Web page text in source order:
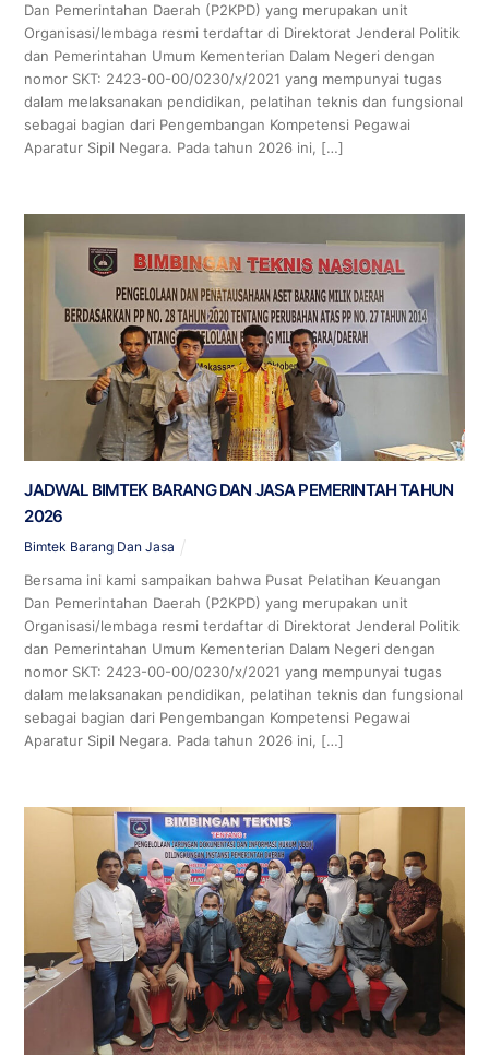
Dan Pemerintahan Daerah (P2KPD) yang merupakan unit
Organisasi/lembaga resmi terdaftar di Direktorat Jenderal Politik
dan Pemerintahan Umum Kementerian Dalam Negeri dengan
nomor SKT: 2423-00-00/0230/x/2021 yang mempunyai tugas
dalam melaksanakan pendidikan, pelatihan teknis dan fungsional
sebagai bagian dari Pengembangan Kompetensi Pegawai
Aparatur Sipil Negara. Pada tahun 2026 ini, […]
JADWAL BIMTEK BARANG DAN JASA PEMERINTAH TAHUN
2026
Bimtek Barang Dan Jasa
Bersama ini kami sampaikan bahwa Pusat Pelatihan Keuangan
Dan Pemerintahan Daerah (P2KPD) yang merupakan unit
Organisasi/lembaga resmi terdaftar di Direktorat Jenderal Politik
dan Pemerintahan Umum Kementerian Dalam Negeri dengan
nomor SKT: 2423-00-00/0230/x/2021 yang mempunyai tugas
dalam melaksanakan pendidikan, pelatihan teknis dan fungsional
sebagai bagian dari Pengembangan Kompetensi Pegawai
Aparatur Sipil Negara. Pada tahun 2026 ini, […]